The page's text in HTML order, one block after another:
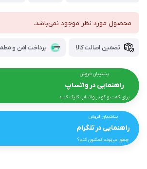
محصول مورد نظر موجود نمی‌باشد.
تضمین اصالت کالا پرداخت امن و
پشتیبان فروش
راهنمایی در واتساپ
برای گفت و گو در واتساپ کلیک کنید
پشتیبان فروش
راهنمایی در تلگرام
چطور می‌تونم کمکتون کنم؟